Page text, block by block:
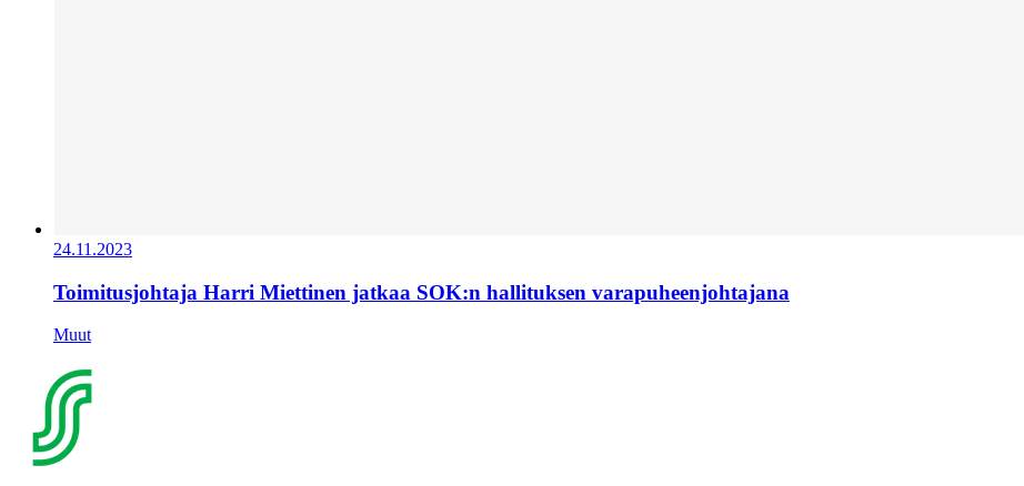
24.11.2023
Toimitusjohtaja Harri Miettinen jatkaa SOK:n hallituksen varapuheenjohtajana
Muut